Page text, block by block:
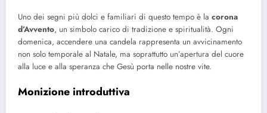
Uno dei segni più dolci e familiari di questo tempo è la corona
d’Avvento, un simbolo carico di tradizione e spiritualità. Ogni
domenica, accendere una candela rappresenta un avvicinamento
non solo temporale al Natale, ma soprattutto un’apertura del cuore
alla luce e alla speranza che Gesù porta nelle nostre vite.
Monizione introduttiva